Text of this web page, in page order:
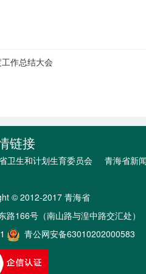
作总结大会
链接
卫生和计划生育委员会 青海省新
© 2012-2017 青海省
166号（南山路与湟中路交汇处）
青公网安备63010202000583